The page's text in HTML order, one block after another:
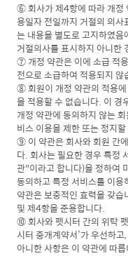
⑥ 회사가 제4항에 따라 개정
용일자 전일까지 거절의 의
는 내용을 별도로 고지하였
거절의사를 표시하지 아니한
⑦ 개정 약관은 이에 소급 적
전으로 소급하여 적용되지 않
⑧ 회원이 개정 약관의 적용
을 적용할 수 없습니다. 이 경
개정 약관에 동의하지 않는
비스 이용을 제한 또는 정지
⑨ 이 약관은 회사와 회원 간
다. 회사는 필요한 경우 특정
관"이라고 합니다)을 정하여
동의하고 특정 서비스를 이
약관은 보충적인 효력을 갖
및 제4항을 준용합니다.
⑩ 회사와 펫시터 간의 위탁
시터 중개계약서’가 우선하
아니한 사항은 이 약관에 따